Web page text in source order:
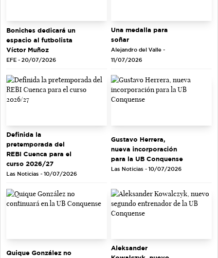
Boniches dedicará un
espacio al futbolista
Víctor Muñoz
EFE - 20/07/2026
Una medalla para
soñar
Alejandro del Valle -
11/07/2026
Definida la
pretemporada del
REBI Cuenca para el
curso 2026/27
Las Noticias - 10/07/2026
Gustavo Herrera,
nueva incorporación
para la UB Conquense
Las Noticias - 10/07/2026
Quique González no
Aleksander